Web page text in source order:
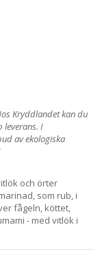
Kryddlandet kan du
leverans. I
av ekologiska
och örter
som rub, i
fågeln, köttet,
- med vitlök i